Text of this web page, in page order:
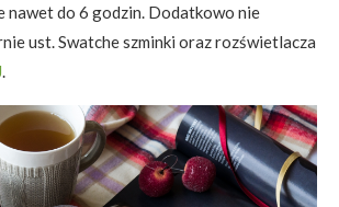
nawet do 6 godzin. Dodatkowo nie
ust. Swatche szminki oraz rozświetlacza
.